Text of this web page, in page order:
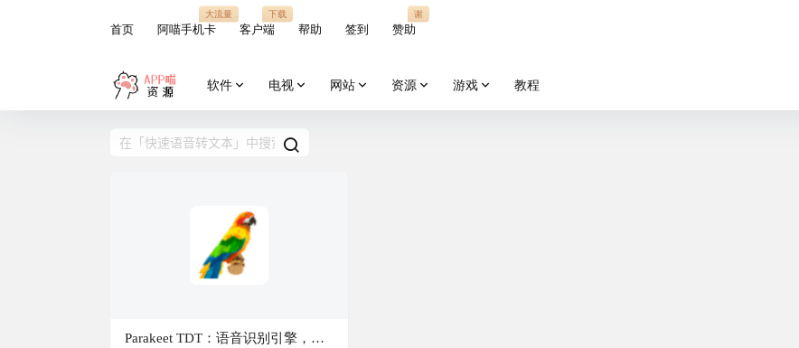
首页 阿喵手机卡
大流量
客户端
下载
帮助 签到 赞助
谢
软件 电视 网站 资源 游戏 教程
Parakeet TDT：语音识别引擎，超